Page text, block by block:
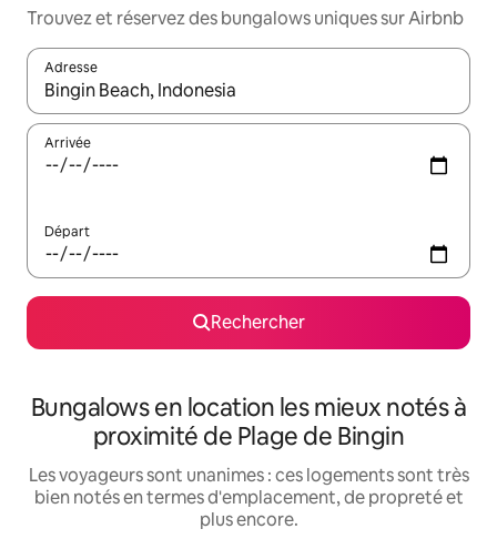
Trouvez et réservez des bungalows uniques sur Airbnb
Adresse
Lorsque les résultats s'affichent, utilisez les flèches vers le
Arrivée
Départ
Rechercher
Bungalows en location les mieux notés à
proximité de Plage de Bingin
Les voyageurs sont unanimes : ces logements sont très
bien notés en termes d'emplacement, de propreté et
plus encore.